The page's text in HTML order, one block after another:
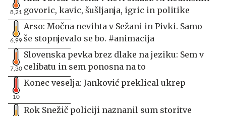
8,21 govoric, kavic, šušljanja, igric in politike
6,99
Arso: Močna nevihta v Sežani in Pivki. Samo
še stopnjevalo se bo. #animacija
7,30
Slovenska pevka brez dlake na jeziku: Sem v
celibatu in sem ponosna na to
10
Konec veselja: Janković preklical ukrep
Rok Snežič policiji naznanil sum storitve